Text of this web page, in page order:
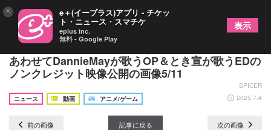
TVアニメ『追放者食堂へようこそ！』初回放送に
あわせてDannieMayが歌うOP＆とき宣が歌うEDの
ノンクレジット映像公開の画像5/11
SPICER
ニュース
動画 アニメ/ゲーム 2025.7.4
前の画像 記事に戻る 次の画像
× e＋(イープラス)アプリ - チケッ
ト・ニュース・スマチケ
eplus inc.
無料 - Google Play
表示